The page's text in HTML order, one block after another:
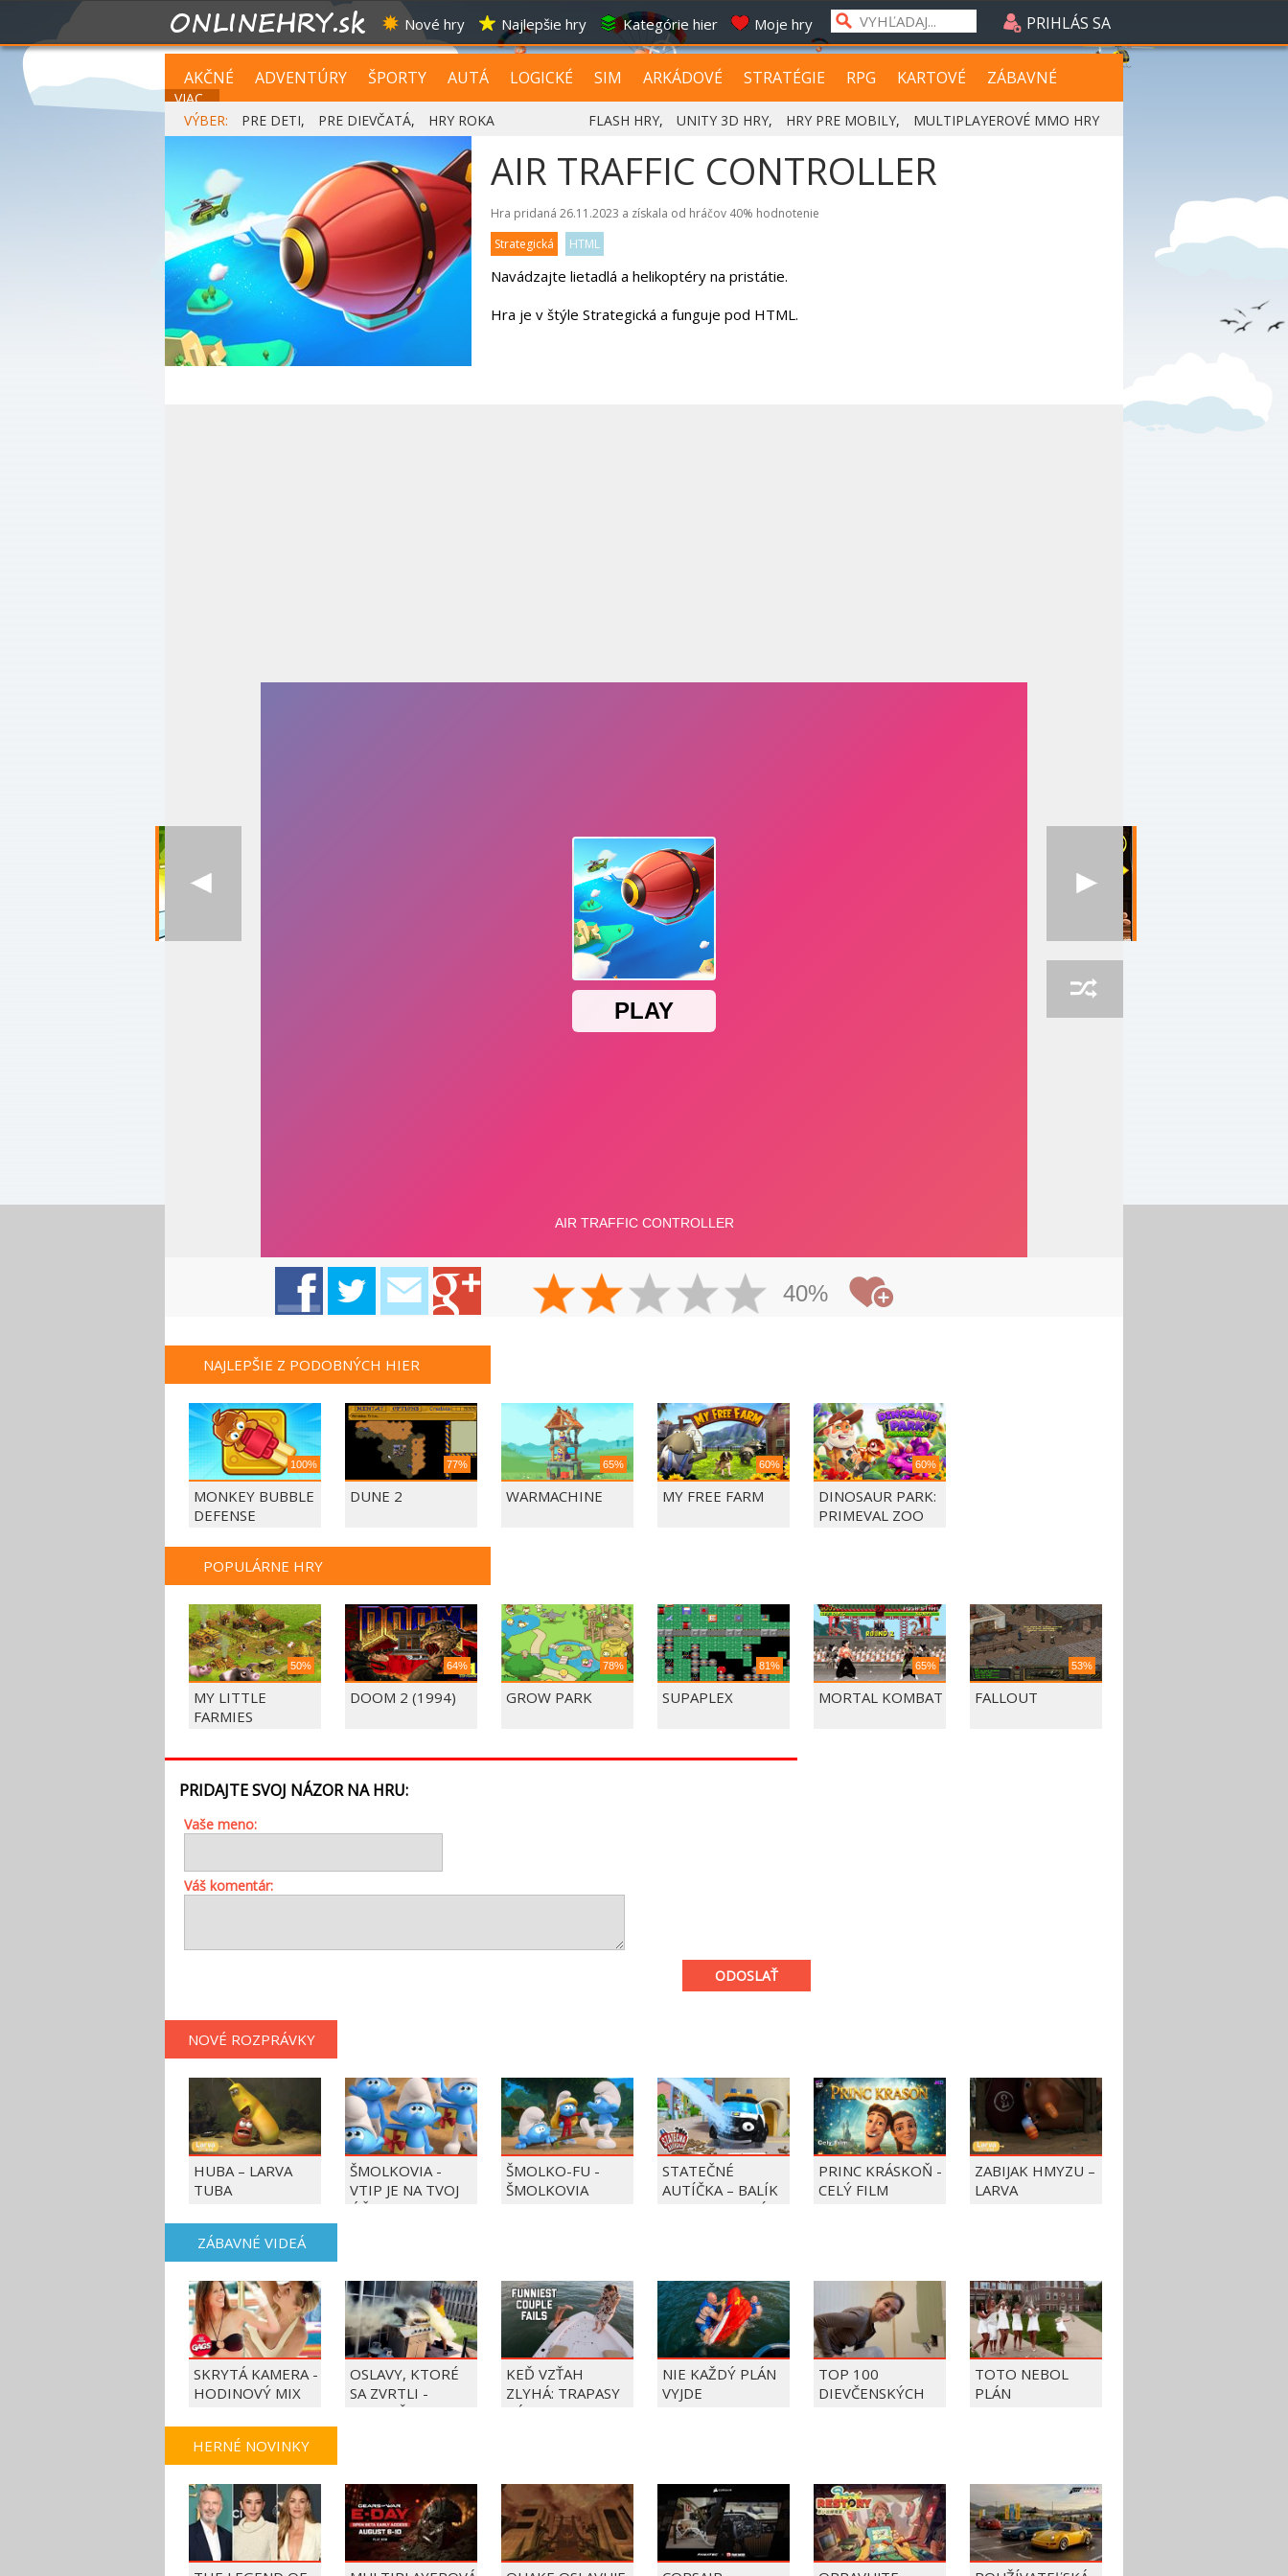
Nové hry Najlepšie hry Kategórie hier Moje hry PRIHLÁS SA
AKČNÉ ADVENTÚRY ŠPORTY AUTÁ LOGICKÉ SIM ARKÁDOVÉ STRATÉGIE RPG KARTOVÉ ZÁBAVNÉ
VIAC...
VÝBER:
PRE DETI, PRE DIEVČATÁ, HRY ROKA FLASH HRY, UNITY 3D HRY, HRY PRE MOBILY, MULTIPLAYEROVÉ MMO HRY
AIR TRAFFIC CONTROLLER
Hra pridaná 26.11.2023 a získala od hráčov 40% hodnotenie
Strategická
HTML
Navádzajte lietadlá a helikoptéry na pristátie.
Hra je v štýle Strategická a funguje pod HTML.
40%
NAJLEPŠIE Z PODOBNÝCH HIER
100%
MONKEY BUBBLE
DEFENSE
77%
DUNE 2
65%
WARMACHINE
60%
MY FREE FARM
60%
DINOSAUR PARK:
PRIMEVAL ZOO
POPULÁRNE HRY
50%
MY LITTLE
FARMIES
64%
DOOM 2 (1994)
78%
GROW PARK
81%
SUPAPLEX
65%
MORTAL KOMBAT
53%
FALLOUT
PRIDAJTE SVOJ NÁZOR NA HRU:
Vaše meno:
Váš komentár:
ODOSLAŤ
NOVÉ ROZPRÁVKY
HUBA – LARVA
TUBA
ŠMOLKOVIA -
VTIP JE NA TVOJ
ÚČET
ŠMOLKO-FU -
ŠMOLKOVIA
STATEČNÉ
AUTÍČKA – BALÍK
PIERRE PRECLÍK
PRINC KRÁSKOŇ -
CELÝ FILM
ZABIJAK HMYZU –
LARVA
ZÁBAVNÉ VIDEÁ
SKRYTÁ KAMERA -
HODINOVÝ MIX
OSLAVY, KTORÉ
SA ZVRTLI -
NAJLEPŠIE
KEĎ VZŤAH
ZLYHÁ: TRAPASY
PÁROV
NIE KAŽDÝ PLÁN
VYJDE
TOP 100
DIEVČENSKÝCH
TOTO NEBOL
PLÁN
HERNÉ NOVINKY